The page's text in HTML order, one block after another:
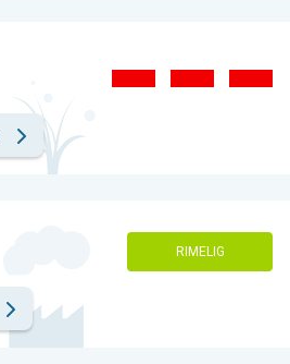
RIMELIG